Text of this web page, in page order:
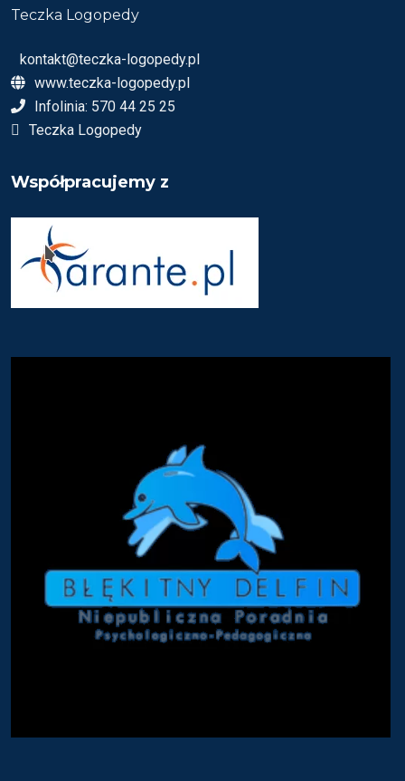
Teczka Logopedy
kontakt@teczka-logopedy.pl
www.teczka-logopedy.pl
Infolinia: 570 44 25 25
Teczka Logopedy
Współpracujemy z